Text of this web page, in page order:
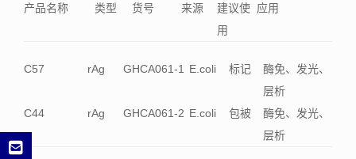
产品名称 类型 货号 来源
建议使
用
应用
C57 rAg GHCA061-1 E.coli 标记
酶免、发光、
层析
C44
rAg GHCA061-2 E.coli 包被
酶免、发光、
层析